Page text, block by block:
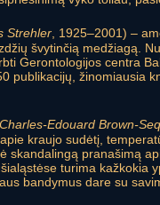
Strehler , 1925–2001) –
švytinčią medžiagą.
Gerontologijos centra
publikacijų, žinomiausia
Charles-Edouard Brown-
apie kraujo sudėtį,
skandalingą pranašimą
turima kažkokia
bandymus dare su